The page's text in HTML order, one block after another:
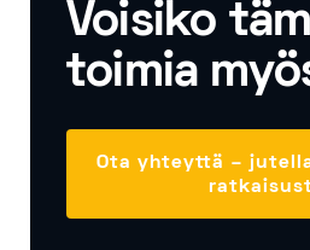
Voisiko
toimia
Ota yhteyttä –